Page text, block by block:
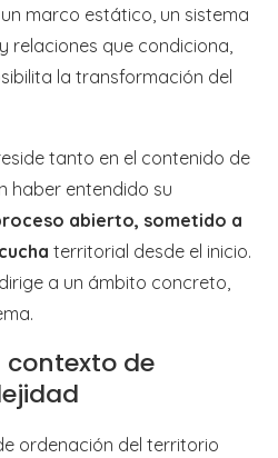
marco estático, un sistema
relaciones que condiciona,
la transformación del
tanto en el contenido de
haber entendido su
abierto, sometido a
territorial desde el inicio.
a un ámbito concreto,
contexto de
ordenación del territorio